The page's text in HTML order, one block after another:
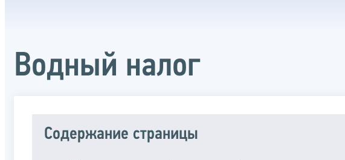
Водный налог
Содержание страницы